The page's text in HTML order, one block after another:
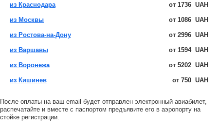
из Краснодара от 1736 UAH
из Москвы от 1086 UAH
из Ростова-на-Дону от 2996 UAH
из Варшавы от 1594 UAH
из Воронежа от 5202 UAH
из Кишинев от 750 UAH
После оплаты на ваш email будет отправлен электронный авиабилет,
распечатайте и вместе с паспортом предъявите его в аэропорту на
стойке регистрации.